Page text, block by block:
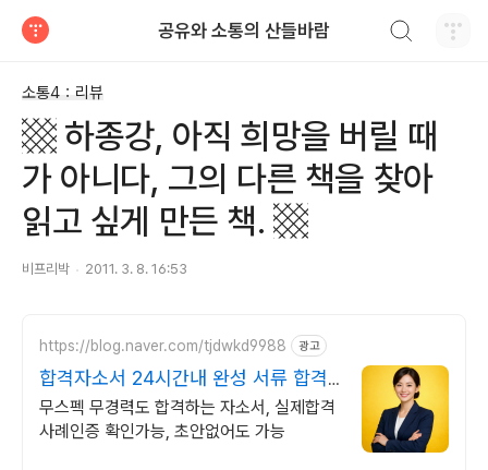
공유와 소통의 산들바람
소통4：리뷰
▩ 하종강, 아직 희망을 버릴 때
가 아니다, 그의 다른 책을 찾아
읽고 싶게 만든 책. ▩
비프리박 2011. 3. 8. 16:53
https://blog.naver.com/tjdwkd9988 광고
합격자소서 24시간내 완성 서류 합격
의 비밀
무스펙 무경력도 합격하는 자소서, 실제합격
사례인증 확인가능, 초안없어도 가능